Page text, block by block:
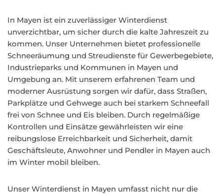
In Mayen ist ein zuverlässiger Winterdienst
unverzichtbar, um sicher durch die kalte Jahreszeit zu
kommen. Unser Unternehmen bietet professionelle
Schneeräumung und Streudienste für Gewerbegebiete,
Industrieparks und Kommunen in Mayen und
Umgebung an. Mit unserem erfahrenen Team und
moderner Ausrüstung sorgen wir dafür, dass Straßen,
Parkplätze und Gehwege auch bei starkem Schneefall
frei von Schnee und Eis bleiben. Durch regelmäßige
Kontrollen und Einsätze gewährleisten wir eine
reibungslose Erreichbarkeit und Sicherheit, damit
Geschäftsleute, Anwohner und Pendler in Mayen auch
im Winter mobil bleiben.
Unser Winterdienst in Mayen umfasst nicht nur die